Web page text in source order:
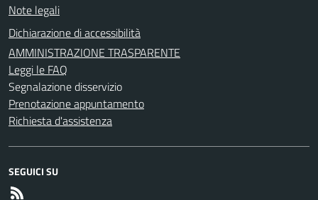
Note legali
Dichiarazione di accessibilità
AMMINISTRAZIONE TRASPARENTE
Leggi le FAQ
Segnalazione disservizio
Prenotazione appuntamento
Richiesta d'assistenza
SEGUICI SU